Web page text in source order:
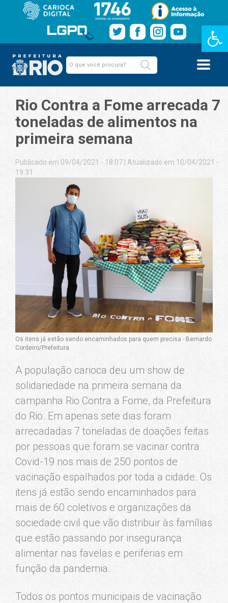
Barra de
Rio Contra a Fome arrecada 7
toneladas de alimentos na
primeira semana
Publicado em 09/04/2021 - 18:07
Atualizado em 10/04/2021 -
19:31
Os itens já estão sendo encaminhados para quem precisa - Bernardo
Cordeiro/Prefeitura
A população carioca deu um show de
solidariedade na primeira semana da
campanha Rio Contra a Fome, da Prefeitura
do Rio. Em apenas sete dias foram
arrecadadas 7 toneladas de doações feitas
por pessoas que foram se vacinar contra
Covid-19 nos mais de 250 pontos de
vacinação espalhados por toda a cidade. Os
itens já estão sendo encaminhados para
mais de 60 coletivos e organizações da
sociedade civil que vão distribuir às famílias
que estão passando por insegurança
alimentar nas favelas e periferias em
função da pandemia.
Todos os pontos municipais de vacinação